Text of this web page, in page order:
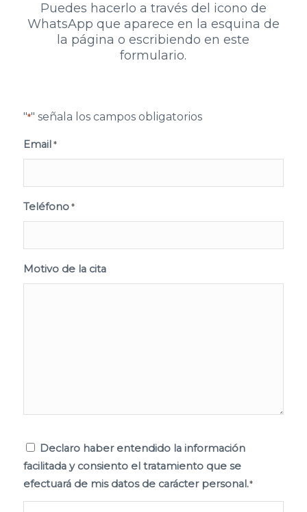
Puedes hacerlo a través del icono de
WhatsApp que aparece en la esquina de
la página o escribiendo en este
formulario.
"*" señala los campos obligatorios
Email *
Teléfono *
Motivo de la cita
Consentimiento
*
Declaro haber entendido la información
facilitada y consiento el tratamiento que se
efectuará de mis datos de carácter personal.*